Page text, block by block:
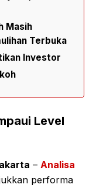
Masih
Terbuka
Investor
Level
– Analisa
performa